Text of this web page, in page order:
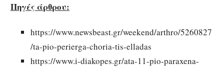
Πηγές άρθρου:
https://www.newsbeast.gr/weekend/arthro/5260827
/ta-pio-perierga-choria-tis-elladas
https://www.i-diakopes.gr/ata-11-pio-paraxena-